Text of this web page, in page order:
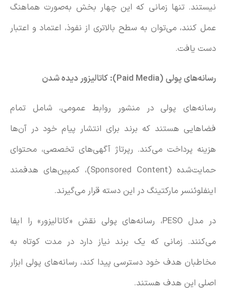
نیستند. تنها زمانی که این چهار بخش به‌صورت هماهنگ
عمل کنند، می‌توان به سطح بالاتری از نفوذ، اعتماد و اعتبار
دست یافت.
رسانه‌های پولی (Paid Media): کاتالیزور دیده شدن
رسانه‌های پولی در منشور روابط عمومی، شامل تمام
فضاهایی هستند که برند برای انتشار پیام خود در آن‌ها
هزینه پرداخت می‌کند. رپرتاژ آگهی‌های تخصصی، محتوای
حمایت‌شده (Sponsored Content)، کمپین‌های هدفمند
اینفلوئنسر مارکتینگ در این دسته قرار می‌گیرند.
در مدل PESO، رسانه‌های پولی نقش «کاتالیزور» را ایفا
می‌کنند. زمانی که یک برند نیاز دارد در مدت کوتاه به
مخاطبان هدف خود دسترسی پیدا کند، رسانه‌های پولی ابزار
اصلی این هدف هستند.